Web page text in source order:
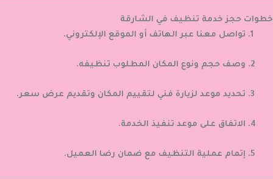
خطوات حجز خدمة تنظيف في الشارقة
تواصل معنا عبر الهاتف أو الموقع الإلكتروني.
وصف حجم ونوع المكان المطلوب تنظيفه.
تحديد موعد لزيارة فني لتقييم المكان وتقديم عرض سعر.
الاتفاق على موعد تنفيذ الخدمة.
إتمام عملية التنظيف مع ضمان رضا العميل.